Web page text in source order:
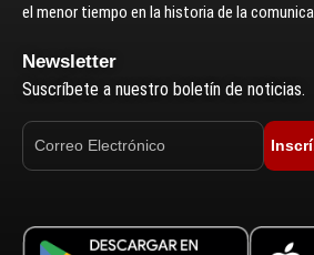
el menor tiempo en la historia de la
Newsletter
Suscríbete a nuestro boletín de noticias.